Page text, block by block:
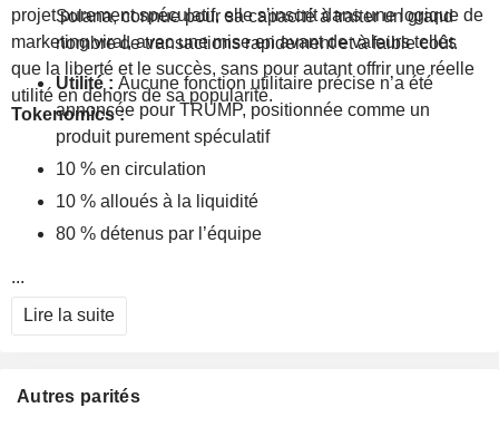
projet purement spéculatif, elle s’inscrit dans une logique de
marketing viral, avec une mise en avant de valeurs telles
que la liberté et le succès, sans pour autant offrir une réelle
utilité en dehors de sa popularité.
Solana, connue pour sa capacité à traiter un grand
nombre de transactions rapidement et à faible coût.
Utilité : Aucune fonction utilitaire précise n’a été
annoncée pour TRUMP, positionnée comme un
produit purement spéculatif
Tokenomics :
10 % en circulation
10 % alloués à la liquidité
80 % détenus par l’équipe
...
Lire la suite
Autres parités